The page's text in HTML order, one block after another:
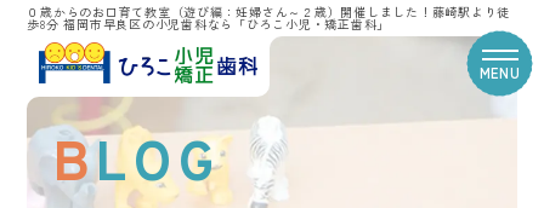
０歳からのお口育て教室（遊び編：妊婦さん～２歳）開催しました！藤崎駅より徒
歩8分 福岡市早良区の小児歯科なら「ひろこ小児・矯正歯科」
MENU
CLINIC CONTENTS
BLOG